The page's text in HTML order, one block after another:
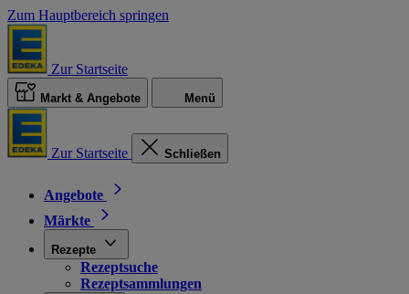
Zum Hauptbereich springen
Zur Startseite
Markt & Angebote Menü
Zur Startseite Schließen
Angebote
Märkte
Rezepte
Rezeptsuche
Rezeptsammlungen